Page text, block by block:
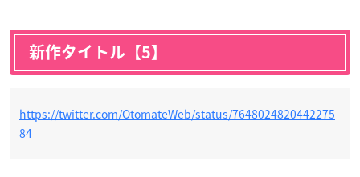
新作タイトル【5】
https://twitter.com/OtomateWeb/status/7648024820442275
84